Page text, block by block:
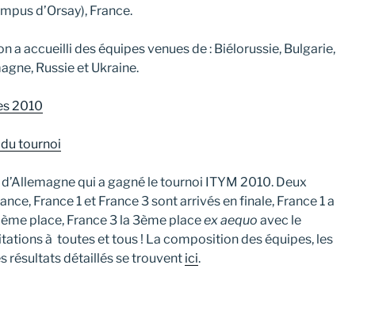
d’Orsay), France.
a accueilli des équipes venues de : Biélorussie, Bulgarie,
Russie et Ukraine.
2010
tournoi
d’Allemagne qui a gagné le tournoi ITYM 2010. Deux
France 1 et France 3 sont arrivés en finale, France 1 a
place, France 3 la 3ème placeex aequo avec le
à toutes et tous ! La composition des équipes, les
résultats détaillés se trouvent ici.